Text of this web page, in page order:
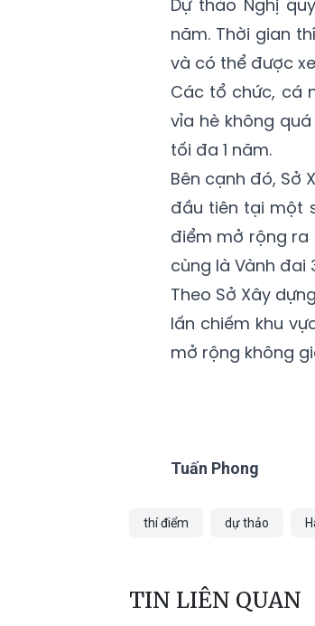
Dự thảo Nghị
năm. Thời gian
và có thể được
Các tổ chức, cá
vỉa hè không
tối đa 1 năm.
Bên cạnh đó, Sở
đầu tiên tại một
điểm mở rộng ra
cùng là Vành đai
Theo Sở Xây
lấn chiếm khu
mở rộng không
Tuấn Phong
thí điểm dự thảo
TIN LIÊN QUAN